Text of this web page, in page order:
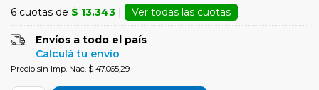
6 cuotas de $ 13.343 | Ver todas las cuotas
Envíos a todo el país
Calculá tu envío
Precio sin Imp. Nac. $ 47.065,29